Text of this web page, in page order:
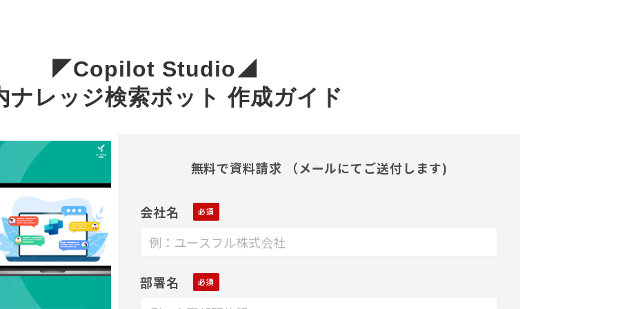
◤Copilot Studio◢
ナレッジ検索ボット 作成ガイド
無料で資料請求 （メールにてご送付します)
会社名
部署名